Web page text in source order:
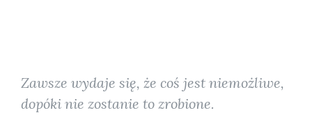
Zawsze wydaje się, że coś jest niemożliwe,
dopóki nie zostanie to zrobione.